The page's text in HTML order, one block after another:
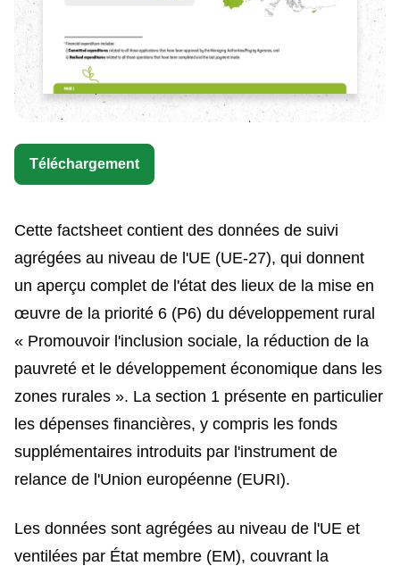
Téléchargement
Cette factsheet contient des données de suivi
agrégées au niveau de l'UE (UE-27), qui donnent
un aperçu complet de l'état des lieux de la mise en
œuvre de la priorité 6 (P6) du développement rural
« Promouvoir l'inclusion sociale, la réduction de la
pauvreté et le développement économique dans les
zones rurales ». La section 1 présente en particulier
les dépenses financières, y compris les fonds
supplémentaires introduits par l'instrument de
relance de l'Union européenne (EURI).
Les données sont agrégées au niveau de l'UE et
ventilées par État membre (EM), couvrant la